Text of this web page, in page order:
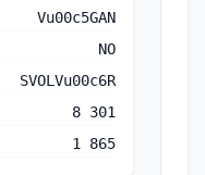
Vu00c5GAN
NO
SVOLVu00c6R
8 301
1 865